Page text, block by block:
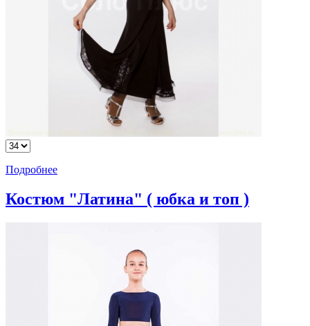
Подробнее
Костюм "Латина" ( юбка и топ )